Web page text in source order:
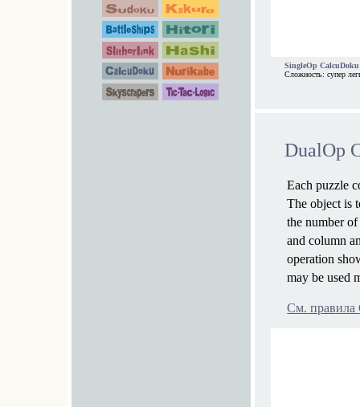
SingleOp
Сложность: супер
DualOp
Each puzzle
The object is
the number
and column
operation
may be used
См. правила